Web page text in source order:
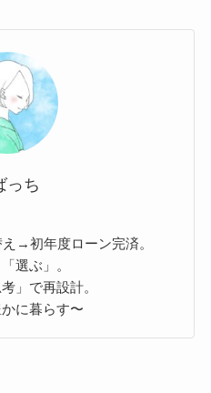
っち
→初年度ローン完済。
選ぶ」。
」で再設計。
に暮らす〜